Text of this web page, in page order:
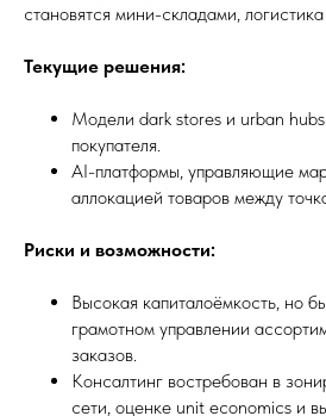
становятся мини-складами,
Текущие решения:
Модели dark stores и urban
покупателя.
AI-платформы, управляющие
аллокацией товаров между
Риски и возможности:
Высокая капиталоёмкость, но
грамотном управлении
заказов.
Консалтинг востребован в
сети, оценке unit economics и